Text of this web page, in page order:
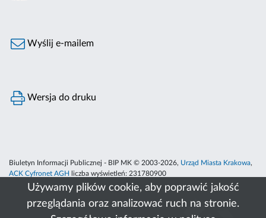
Używamy plików cookie, aby poprawić jakość
przeglądania oraz analizować ruch na stronie.
Wyślij e-mailem
Wersja do druku
Biuletyn Informacji Publicznej - BIP MK © 2003-2026, Urząd Miasta Krakowa,
ACK Cyfronet AGH
liczba wyświetleń: 231780900